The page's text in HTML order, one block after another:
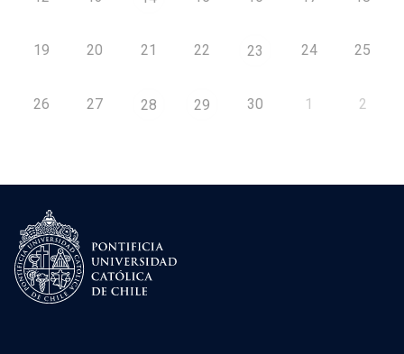
19 20 21 22 23 24 25
26 27 28 29 30 1 2